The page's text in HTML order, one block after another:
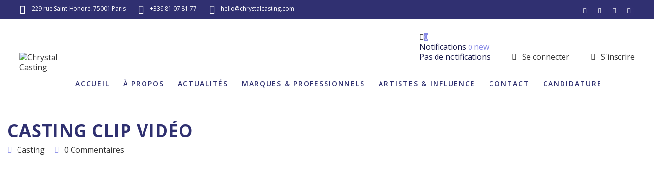
229 rue Saint-Honoré, 75001 Paris +339 81 07 81 77 hello@chrystalcasting.com
0
Notifications 0 new
Pas de notifications
Se connecter S'inscrire
ACCUEIL À PROPOS ACTUALITÉS MARQUES & PROFESSIONNELS ARTISTES & INFLUENCE CONTACT CANDIDATURE
CASTING CLIP VIDÉO
Casting 0 Commentaires